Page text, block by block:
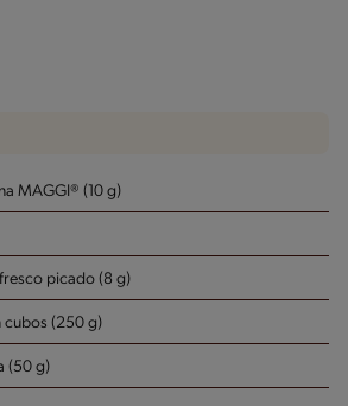
MAGGI® (10 g)
picado (8 g)
cubos (250 g)
(50 g)